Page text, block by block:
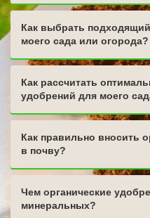
Как выбрать
моего сада или огорода?
Как рассчитать
удобрений для моего
Как правильно вносить
в почву?
Чем органические
минеральных?